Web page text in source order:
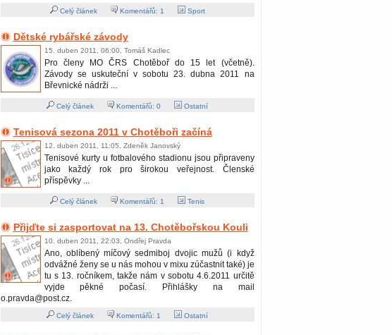
Celý článek Komentářů: 1 Sport
Dětské rybářské závody
15. duben 2011, 06:00, Tomáš Kadlec
Pro členy MO ČRS Chotěboř do 15 let (včetně).
Závody se uskuteční v sobotu 23. dubna 2011 na
Břevnické nádrži ...
Celý článek Komentářů: 0 Ostatní
Tenisová sezona 2011 v Chotěboři začíná
12. duben 2011, 11:05, Zdeněk Janovský
Tenisové kurty u fotbalového stadionu jsou připraveny
jako každý rok pro širokou veřejnost. Členské
příspěvky ...
Celý článek Komentářů: 1 Tenis
Přijďte si zasportovat na 13. Chotěbořskou Kouli
10. duben 2011, 22:03, Ondřej Pravda
Ano, oblíbený míčový sedmiboj dvojic mužů (i když
odvážné ženy se u nás mohou v mixu zúčastnit také) je
tu s 13. ročníkem, takže nám v sobotu 4.6.2011 určitě
vyjde pěkné počasí. Přihlášky na mail
o.pravda@post.cz.
Celý článek Komentářů: 1 Ostatní